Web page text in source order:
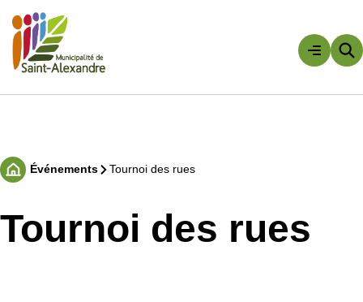
au
contenu
Accueil Événements Tournoi des rues
Tournoi des rues